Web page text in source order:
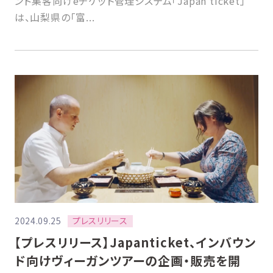
は、山梨県の「富...
2024.09.25 プレスリリース
【プレスリリース】Japanticket、インバウン
ド向けヴィーガンツアーの企画・販売を開